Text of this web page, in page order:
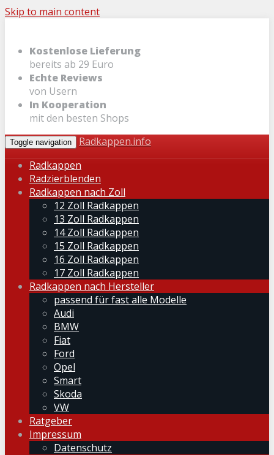
Skip to main content
Kostenlose Lieferung
bereits ab 29 Euro
Echte Reviews
von Usern
In Kooperation
mit den besten Shops
Toggle navigation
Radkappen.info
Radkappen
Radzierblenden
Radkappen nach Zoll
12 Zoll Radkappen
13 Zoll Radkappen
14 Zoll Radkappen
15 Zoll Radkappen
16 Zoll Radkappen
17 Zoll Radkappen
Radkappen nach Hersteller
passend für fast alle Modelle
Audi
BMW
Fiat
Ford
Opel
Smart
Skoda
VW
Ratgeber
Impressum
Datenschutz